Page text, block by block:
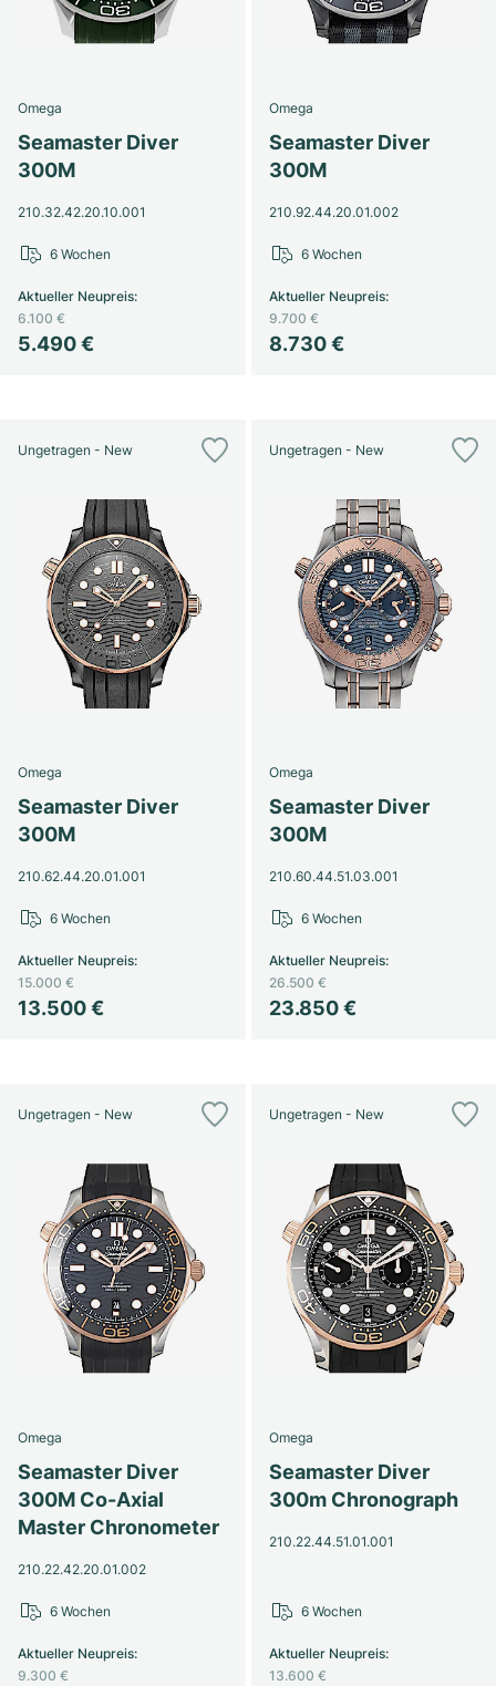
Omega
Seamaster Diver
300M
210.32.42.20.10.001
5.490 €
Aktueller Neupreis:
6.100 €
6 Wochen
Omega
Seamaster Diver
300M
210.92.44.20.01.002
8.730 €
Aktueller Neupreis:
9.700 €
6 Wochen
Ungetragen - New
Omega
Seamaster Diver
300M
210.62.44.20.01.001
13.500 €
Aktueller Neupreis:
15.000 €
6 Wochen
Ungetragen - New
Omega
Seamaster Diver
300M
210.60.44.51.03.001
23.850 €
Aktueller Neupreis:
26.500 €
6 Wochen
Ungetragen - New
Omega
Seamaster Diver
300M Co-Axial
Master Chronometer
210.22.42.20.01.002
Aktueller Neupreis:
9.300 €
6 Wochen
Ungetragen - New
Omega
Seamaster Diver
300m Chronograph
210.22.44.51.01.001
Aktueller Neupreis:
13.600 €
6 Wochen